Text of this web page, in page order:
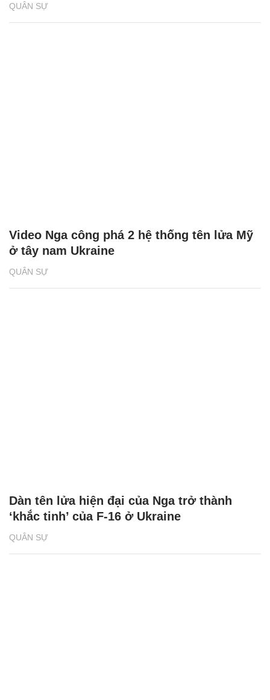
QUÂN SỰ
QUÂN SỰ
Video Nga công phá 2 hệ thống tên lửa Mỹ
ở tây nam Ukraine
QUÂN SỰ
Dàn tên lửa hiện đại của Nga trở thành
‘khắc tinh’ của F-16 ở Ukraine